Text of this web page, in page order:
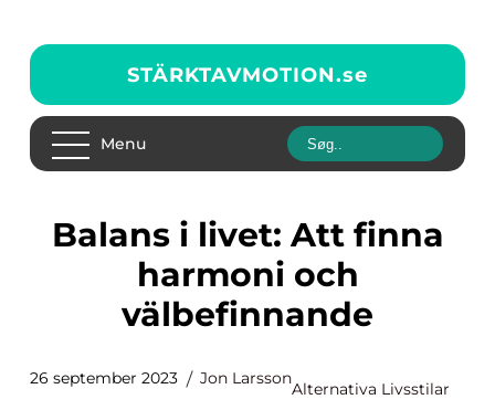
STÄRKTAVMOTION.se
Menu
Balans i livet: Att finna
harmoni och
välbefinnande
26 september 2023 Jon Larsson
Alternativa Livsstilar